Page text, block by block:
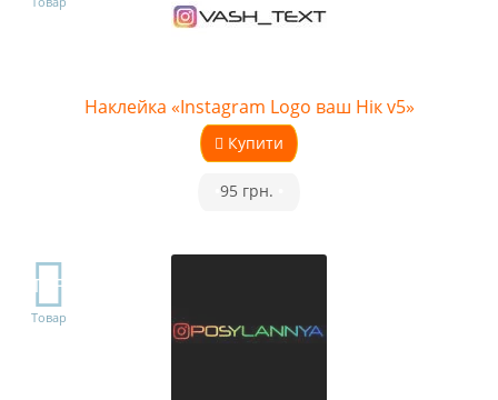
Наклейка «Instagram Logo ваш Нік v5»
Купити
95 грн.
TOP
Товар